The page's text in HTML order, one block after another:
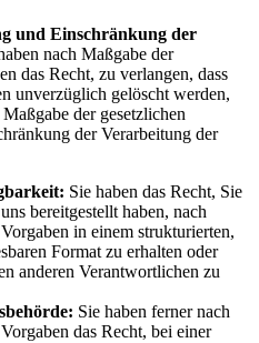
und Einschränkung der
nach Maßgabe der
das Recht, zu verlangen, dass
unverzüglich gelöscht werden,
der gesetzlichen
der Verarbeitung der
Sie haben das Recht, Sie
bereitgestellt haben, nach
in einem strukturierten,
Format zu erhalten oder
anderen Verantwortlichen zu
Sie haben ferner nach
das Recht, bei einer